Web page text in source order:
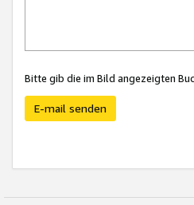
Bitte gib die im Bild angezeigten
E-mail senden